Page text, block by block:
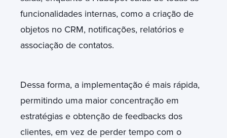
funcionalidades internas, como a criação de
objetos no CRM, notificações, relatórios e
associação de contatos.
Dessa forma, a implementação é mais rápida,
permitindo uma maior concentração em
estratégias e obtenção de feedbacks dos
clientes, em vez de perder tempo com o